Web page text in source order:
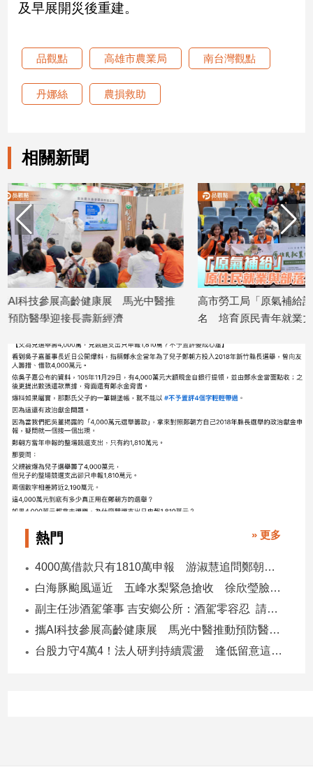
行/
星
築/
室
內
設
計
旅
遊/
美
食
座/
命
理
消
費
健
康/
親
子/
感
情
藝
術
創
影
推
及早展開災後重建。
品觀點 高雄市農業局 南台灣觀點
丹娜絲 農損救助
相關新聞
中醫推
高市勞工局「原氣補給計畫」開放報
名 培育原民青年就業力與部落創新
暑假玩布
農樂趣
熱門 » 更多
4000萬借款只有1810萬申報 游淑慧追問鄭朝方：2190萬差額去哪了
白海豚颱風逼近 五峰水梨緊急搶收 徐欣瑩臉書急呼「搶救五峰水梨」
副主任涉酒駕肇事 吉安鄉公所：酒駕零容忍 請辭獲准
攜AI科技參展高齡健康展 馬光中醫推動預防醫學迎接長壽新經濟
台股力守4萬4！法人研判持續震盪 逢低留意這些族群